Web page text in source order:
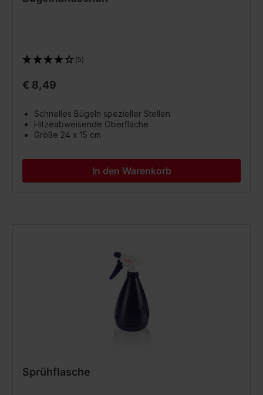
(5)
€ 8,49
Schnelles Bügeln spezieller Stellen
Hitzeabweisende Oberfläche
Größe 24 x 15 cm
In den Warenkorb
Sprühflasche